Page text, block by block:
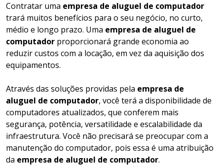
Contratar uma empresa de aluguel de computador
trará muitos benefícios para o seu negócio, no curto,
médio e longo prazo. Uma empresa de aluguel de
computador proporcionará grande economia ao
reduzir custos com a locação, em vez da aquisição dos
equipamentos.
Através das soluções providas pela empresa de
aluguel de computador, você terá a disponibilidade de
computadores atualizados, que conferem mais
segurança, potência, versatilidade e escalabilidade da
infraestrutura. Você não precisará se preocupar com a
manutenção do computador, pois essa é uma atribuição
da empresa de aluguel de computador.